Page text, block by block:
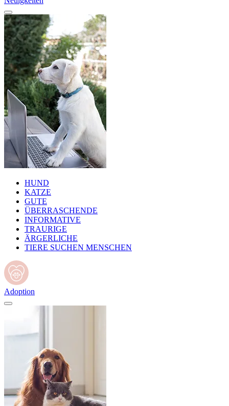
HUND
KATZE
GUTE
ÜBERRASCHENDE
INFORMATIVE
TRAURIGE
ÄRGERLICHE
TIERE SUCHEN MENSCHEN
Adoption